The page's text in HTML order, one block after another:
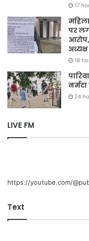
17
पर
18
24
LIVE FM
https://youtube.com/
Text